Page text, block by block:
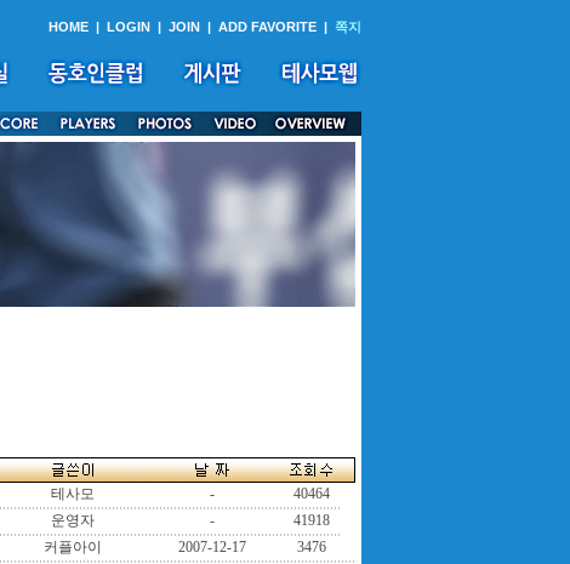
HOME | LOGIN | JOIN | ADD FAVORITE | 쪽지
테사모 -
40464
운영자 -
41918
커플아이 2007-12-17
3476